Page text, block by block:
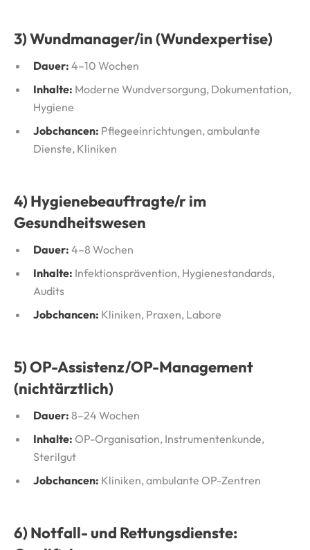
3) Wundmanager/in (Wundexpertise)
Dauer: 4–10 Wochen
Inhalte: Moderne Wundversorgung, Dokumentation,
Hygiene
Jobchancen: Pflegeeinrichtungen, ambulante
Dienste, Kliniken
4) Hygienebeauftragte/r im
Gesundheitswesen
Dauer: 4–8 Wochen
Inhalte: Infektionsprävention, Hygienestandards,
Audits
Jobchancen: Kliniken, Praxen, Labore
5) OP-Assistenz/OP-Management
(nichtärztlich)
Dauer: 8–24 Wochen
Inhalte: OP-Organisation, Instrumentenkunde,
Sterilgut
Jobchancen: Kliniken, ambulante OP-Zentren
6) Notfall- und Rettungsdienste: